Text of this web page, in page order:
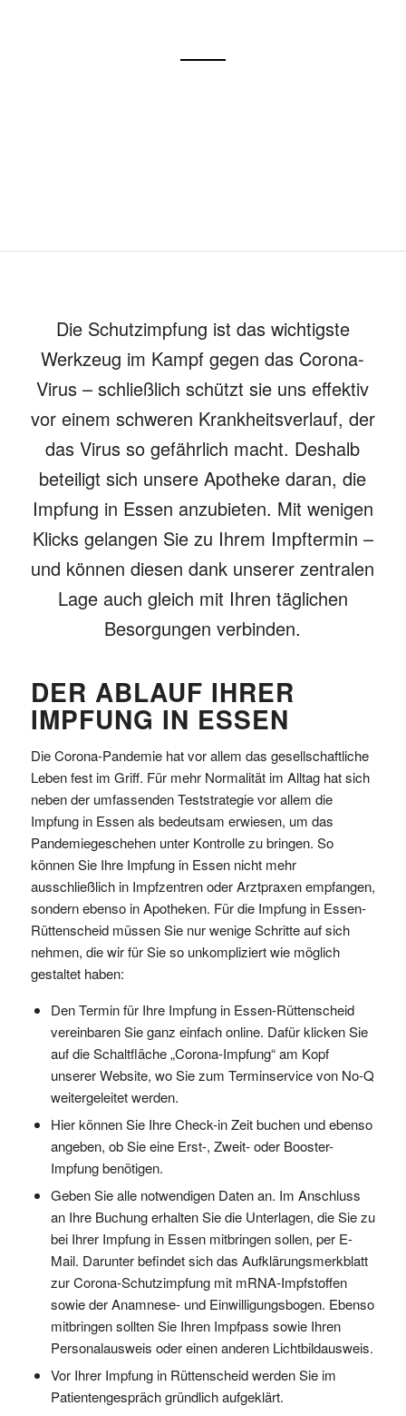
Die Schutzimpfung ist das wichtigste
Werkzeug im Kampf gegen das Corona-
Virus – schließlich schützt sie uns effektiv
vor einem schweren Krankheitsverlauf, der
das Virus so gefährlich macht. Deshalb
beteiligt sich unsere Apotheke daran, die
Impfung in Essen anzubieten. Mit wenigen
Klicks gelangen Sie zu Ihrem Impftermin –
und können diesen dank unserer zentralen
Lage auch gleich mit Ihren täglichen
Besorgungen verbinden.
DER ABLAUF IHRER
IMPFUNG IN ESSEN
Die Corona-Pandemie hat vor allem das gesellschaftliche
Leben fest im Griff. Für mehr Normalität im Alltag hat sich
neben der umfassenden Teststrategie vor allem die
Impfung in Essen als bedeutsam erwiesen, um das
Pandemiegeschehen unter Kontrolle zu bringen. So
können Sie Ihre Impfung in Essen nicht mehr
ausschließlich in Impfzentren oder Arztpraxen empfangen,
sondern ebenso in Apotheken. Für die Impfung in Essen-
Rüttenscheid müssen Sie nur wenige Schritte auf sich
nehmen, die wir für Sie so unkompliziert wie möglich
gestaltet haben:
Den Termin für Ihre Impfung in Essen-Rüttenscheid
vereinbaren Sie ganz einfach online. Dafür klicken Sie
auf die Schaltfläche „Corona-Impfung“ am Kopf
unserer Website, wo Sie zum Terminservice von No-Q
weitergeleitet werden.
Hier können Sie Ihre Check-in Zeit buchen und ebenso
angeben, ob Sie eine Erst-, Zweit- oder Booster-
Impfung benötigen.
Geben Sie alle notwendigen Daten an. Im Anschluss
an Ihre Buchung erhalten Sie die Unterlagen, die Sie zu
bei Ihrer Impfung in Essen mitbringen sollen, per E-
Mail. Darunter befindet sich das Aufklärungsmerkblatt
zur Corona-Schutzimpfung mit mRNA-Impfstoffen
sowie der Anamnese- und Einwilligungsbogen. Ebenso
mitbringen sollten Sie Ihren Impfpass sowie Ihren
Personalausweis oder einen anderen Lichtbildausweis.
Vor Ihrer Impfung in Rüttenscheid werden Sie im
Patientengespräch gründlich aufgeklärt.